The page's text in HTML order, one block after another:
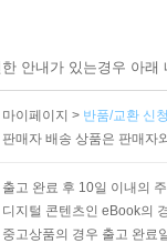
안내가 있는경우 아
마이페이지 > 반품/교환 신
판매자 배송 상품은 판매자
출고 완료 후 10일 이내의
디지털 콘텐츠인 eBook의
중고상품의 경우 출고 완료